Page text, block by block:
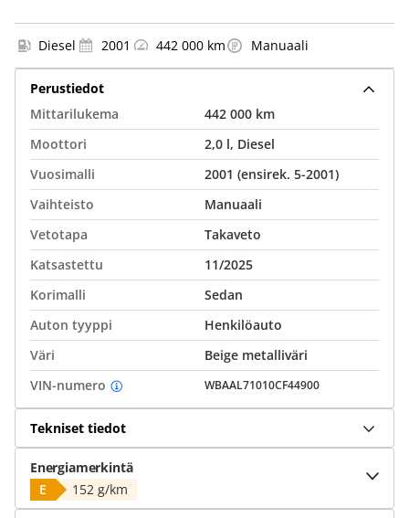
Diesel 2001 442 000 km Manuaali
Perustiedot
Mittarilukema
442 000 km
Moottori
2,0 l, Diesel
Vuosimalli
2001 (ensirek. 5-2001)
Vaihteisto
Manuaali
Vetotapa
Takaveto
Katsastettu
11/2025
Korimalli
Sedan
Auton tyyppi
Henkilöauto
Väri
Beige metalliväri
VIN-numero
WBAAL71010CF44900
Tekniset tiedot
Energiamerkintä
E
152 g/km